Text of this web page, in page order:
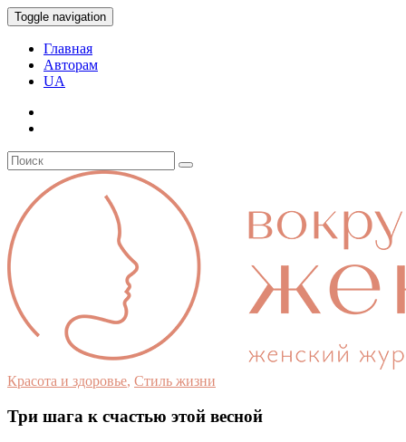
Toggle navigation
Главная
Авторам
UA
Красота и здоровье, Стиль жизни
Три шага к счастью этой весной